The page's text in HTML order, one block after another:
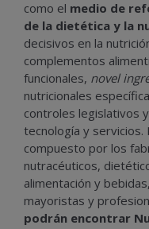
como el medio de
de la dietética y la
decisivos en la
complementos
funcionales, novel
nutricionales
controles legislativos
tecnología y servicios.
compuesto por los
nutracéuticos,
alimentación y
mayoristas y
podrán encontrar